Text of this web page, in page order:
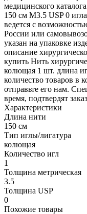
медицинского
150 см М3.5 USP 0
ведется с
России или
указан на упаковке
описание
купить Нить
колющая 1 шт. длина
количество товаров в
отправьте его нам.
время, подтвердят
Характеристики
Длина нити
150 см
Тип иглы/лигатура
колющая
Количество игл
1
Толщина метрическая
3.5
Толщина USP
0
Похожие товары